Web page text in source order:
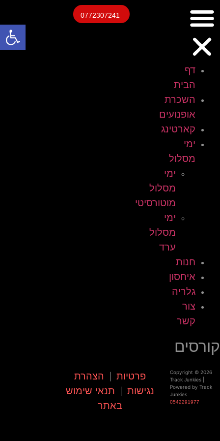
דף
הבית
השכרת
אופנועים
קארטינג
ימי
מסלול
ימי
מסלול
מוטורסיטי
ימי
מסלול
ערד
חנות
איחסון
גלריה
צור
קשר
0772307241
קורסים
Copyright © 2026
Track Junkies |
Powered by Track
Junkies
0542291977
פרטיות
הצהרת
נגישות
תנאי שימוש
באתר